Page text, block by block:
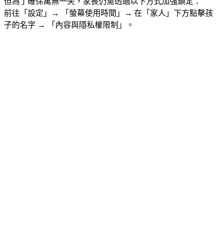
前往「設定」→ 「螢幕使用時間」→ 在「家人」下方點擊孩
子的名字 → 「內容與隱私權限制」。